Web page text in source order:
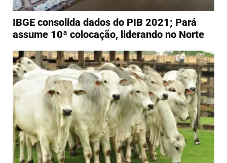
IBGE consolida dados do PIB 2021; Pará
assume 10ª colocação, liderando no Norte